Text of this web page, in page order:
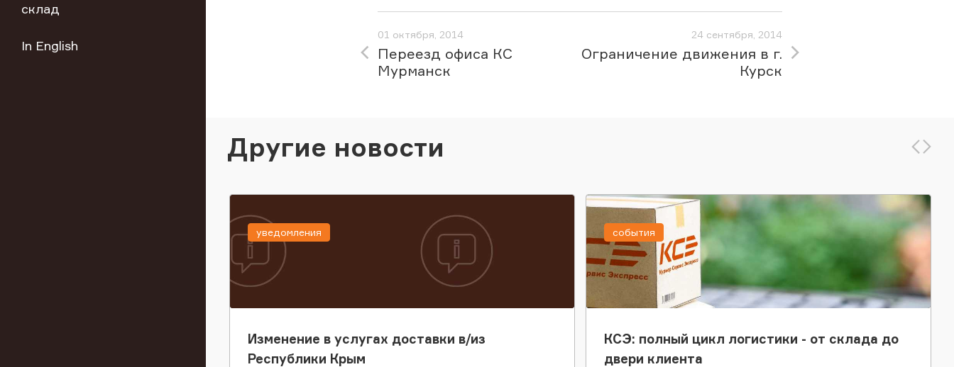
склад
In English
01 октября, 2014
Переезд офиса КС
Мурманск
24 сентября, 2014
Ограничение движения в г.
Курск
Другие новости
Изменение в услугах доставки в/из
Республики Крым
уведомления
КСЭ: полный цикл логистики - от склада до
двери клиента
события